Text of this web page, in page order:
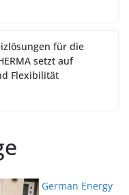
für die
setzt auf
Flexibilität
German Energy